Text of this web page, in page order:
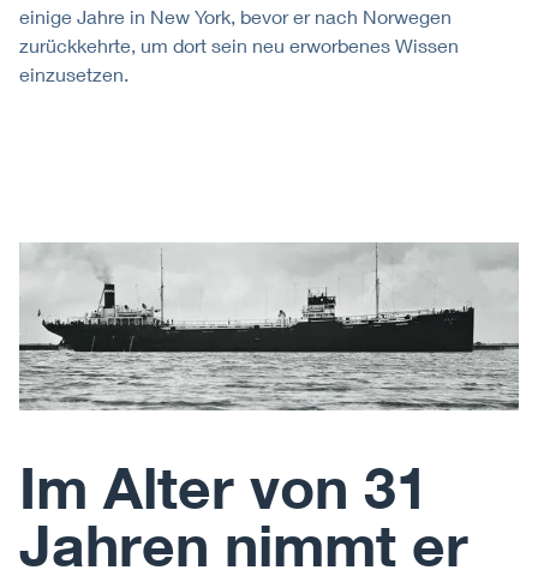
einige Jahre in New York, bevor er nach Norwegen
zurückkehrte, um dort sein neu erworbenes Wissen
einzusetzen.
Im Alter von 31
Jahren nimmt er